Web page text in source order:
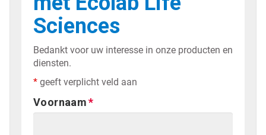
Sciences
Bedankt voor uw interesse in onze producten en
diensten.
* geeft verplicht veld aan
Voornaam